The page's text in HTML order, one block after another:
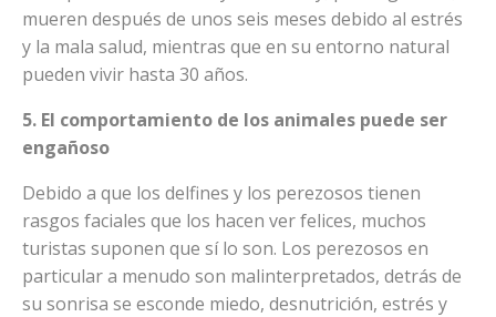
mueren después de unos seis meses debido al estrés
y la mala salud, mientras que en su entorno natural
pueden vivir hasta 30 años.
5. El comportamiento de los animales puede ser
engañoso
Debido a que los delfines y los perezosos tienen
rasgos faciales que los hacen ver felices, muchos
turistas suponen que sí lo son. Los perezosos en
particular a menudo son malinterpretados, detrás de
su sonrisa se esconde miedo, desnutrición, estrés y